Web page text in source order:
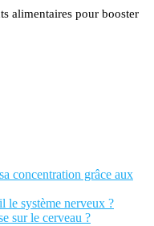
alimentaires pour booster
concentration grâce aux
le système nerveux ?
sur le cerveau ?